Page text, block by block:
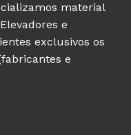
material
e
exclusivos os
e